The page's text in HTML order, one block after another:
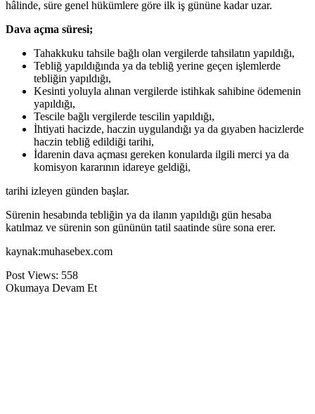
hâlinde, süre genel hüküm­lere göre ilk iş gününe kadar uzar.
Dava açma süresi;
Tahakkuku tahsile bağlı olan vergilerde tahsilatın yapıldığı,
Tebliğ yapıldığında ya da tebliğ yerine geçen işlemlerde
tebliğin yapıldığı,
Kesinti yoluyla alınan vergilerde istihkak sahibine ödemenin
yapıldığı,
Tescile bağlı vergilerde tescilin yapıldığı,
İhtiyati hacizde, haczin uygulandığı ya da gıyaben hacizlerde
haczin tebliğ edildiği tarihi,
İdarenin dava açması gereken konularda ilgili merci ya da
komisyon kararı­nın idareye geldiği,
tarihi izleyen günden başlar.
Sürenin hesabında tebliğin ya da ilanın yapıldığı gün hesaba
katılmaz ve süre­nin son gününün tatil saatinde süre sona erer.
kaynak:muhasebex.com
Post Views: 558
Okumaya Devam Et